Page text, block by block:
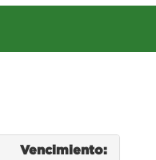
Vencimiento: